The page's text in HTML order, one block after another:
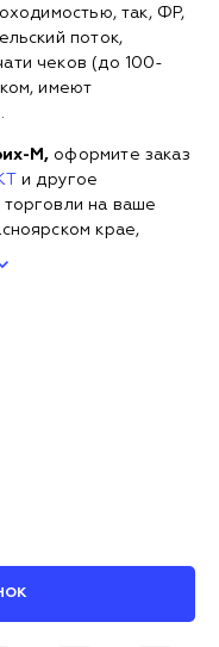
так, ФР,
поток,
чеков (до 100-
имеют
М, оформите заказ
и другое
на ваше
крае,